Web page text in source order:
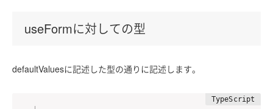
useFormに対しての型
defaultValuesに記述した型の通りに記述します。